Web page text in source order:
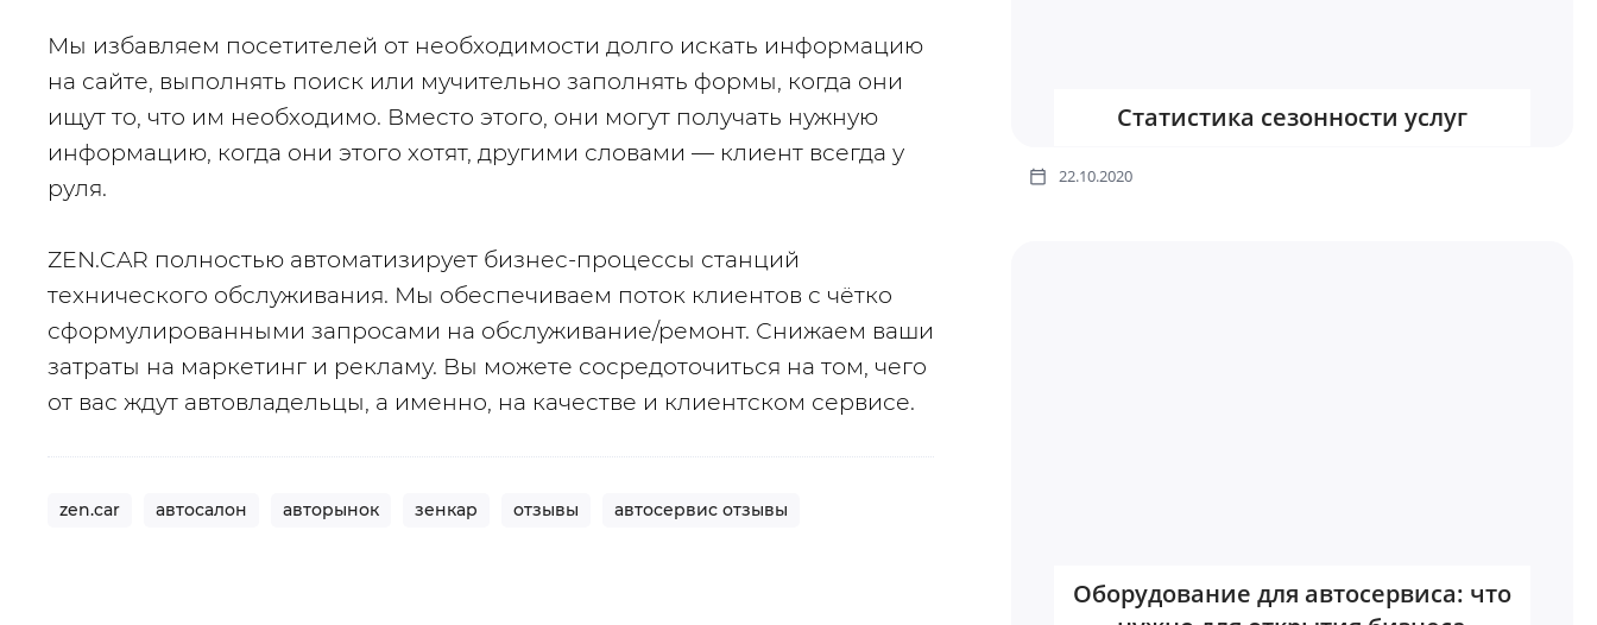
Мы избавляем посетителей от необходимости долго искать информацию
на сайте, выполнять поиск или мучительно заполнять формы, когда они
ищут то, что им необходимо. Вместо этого, они могут получать нужную
информацию, когда они этого хотят, другими словами — клиент всегда у
руля.
ZEN.CAR полностью автоматизирует бизнес-процессы станций
технического обслуживания. Мы обеспечиваем поток клиентов с чётко
сформулированными запросами на обслуживание/ремонт. Снижаем ваши
затраты на маркетинг и рекламу. Вы можете сосредоточиться на том, чего
от вас ждут автовладельцы, а именно, на качестве и клиентском сервисе.
zen.car автосалон авторынок зенкар отзывы автосервис отзывы
Статистика сезонности услуг
22.10.2020
Оборудование для автосервиса: что